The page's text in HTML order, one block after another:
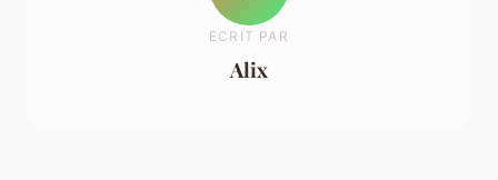
ECRIT PAR
Alix